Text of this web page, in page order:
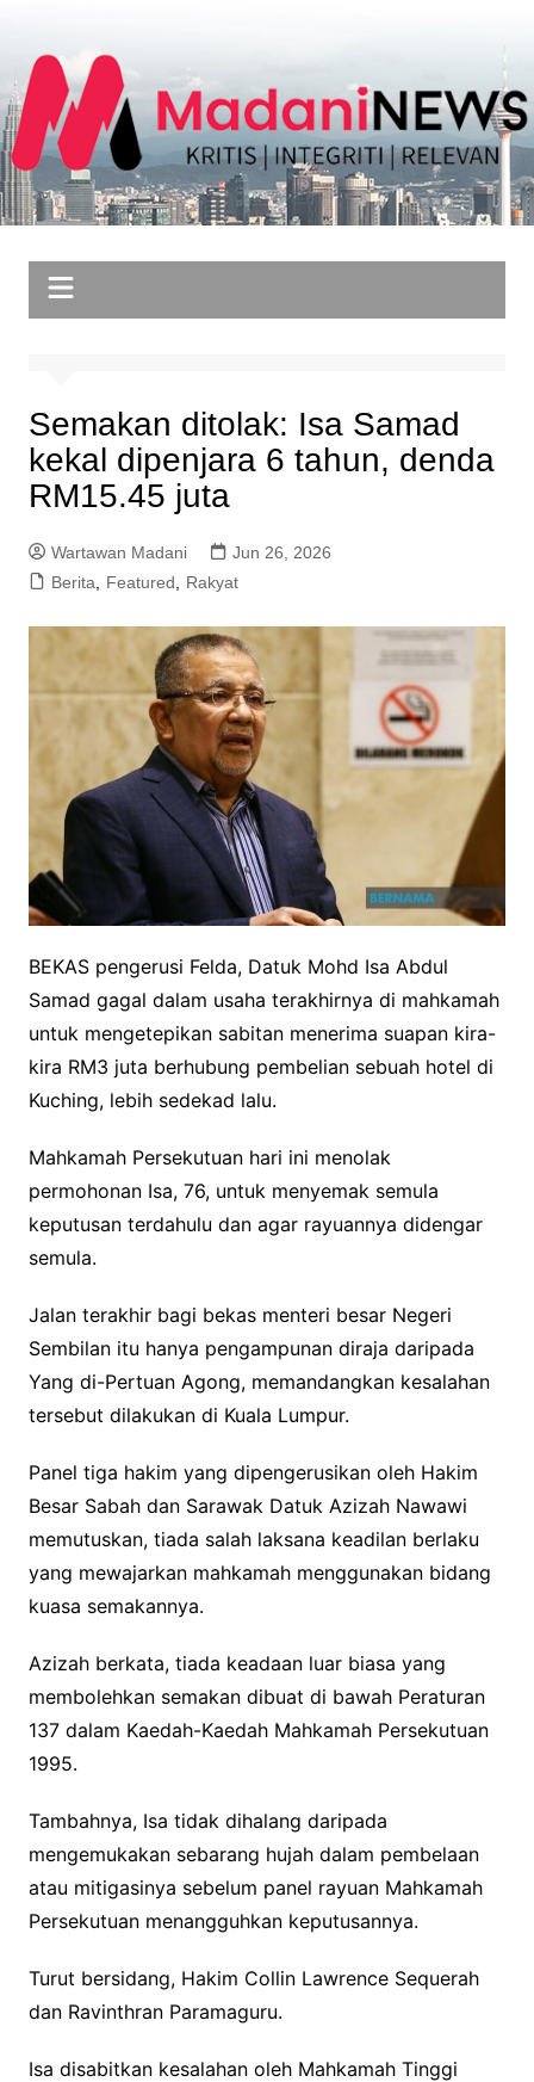
content
Semakan ditolak: Isa Samad
kekal dipenjara 6 tahun, denda
RM15.45 juta
Wartawan Madani
Jun 26, 2026
Berita, Featured, Rakyat
BEKAS pengerusi Felda, Datuk Mohd Isa Abdul
Samad gagal dalam usaha terakhirnya di mahkamah
untuk mengetepikan sabitan menerima suapan kira-
kira RM3 juta berhubung pembelian sebuah hotel di
Kuching, lebih sedekad lalu.
Mahkamah Persekutuan hari ini menolak
permohonan Isa, 76, untuk menyemak semula
keputusan terdahulu dan agar rayuannya didengar
semula.
Jalan terakhir bagi bekas menteri besar Negeri
Sembilan itu hanya pengampunan diraja daripada
Yang di-Pertuan Agong, memandangkan kesalahan
tersebut dilakukan di Kuala Lumpur.
Panel tiga hakim yang dipengerusikan oleh Hakim
Besar Sabah dan Sarawak Datuk Azizah Nawawi
memutuskan, tiada salah laksana keadilan berlaku
yang mewajarkan mahkamah menggunakan bidang
kuasa semakannya.
Azizah berkata, tiada keadaan luar biasa yang
membolehkan semakan dibuat di bawah Peraturan
137 dalam Kaedah-Kaedah Mahkamah Persekutuan
1995.
Tambahnya, Isa tidak dihalang daripada
mengemukakan sebarang hujah dalam pembelaan
atau mitigasinya sebelum panel rayuan Mahkamah
Persekutuan menangguhkan keputusannya.
Turut bersidang, Hakim Collin Lawrence Sequerah
dan Ravinthran Paramaguru.
Isa disabitkan kesalahan oleh Mahkamah Tinggi